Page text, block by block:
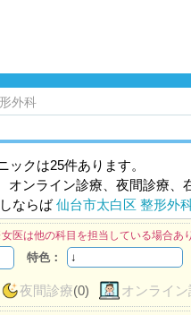
外科
クは25件あります。
ンライン診療、夜間診療
ならば仙台市太白区 整形外
は他の科目を担当している場合あり
特色：
夜間診療(0) オンライン